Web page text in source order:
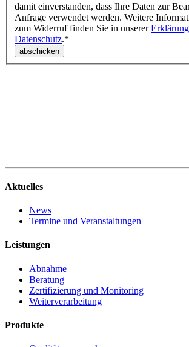
damit einverstanden, dass Ihre Daten zur
Anfrage verwendet werden. Weitere
zum Widerruf finden Sie in unserer
Datenschutz.*
Aktuelles
News
Termine und Veranstaltungen
Leistungen
Abnahme
Beratung
Zertifizierung und Monitoring
Weiterverarbeitung
Produkte